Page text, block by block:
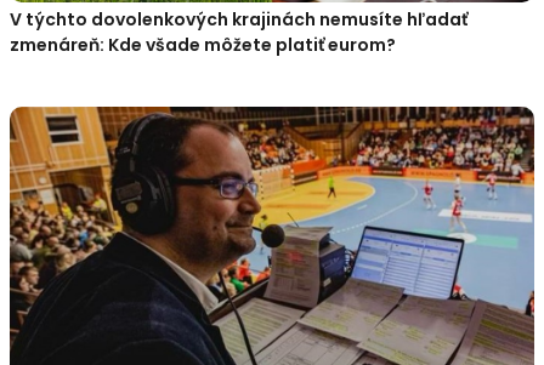
V týchto dovolenkových krajinách nemusíte hľadať
zmenáreň: Kde všade môžete platiť eurom?